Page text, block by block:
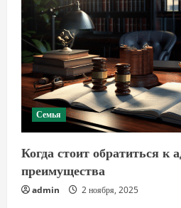
Семья
Когда стоит обратиться к
преимущества
admin 2 ноября, 2025